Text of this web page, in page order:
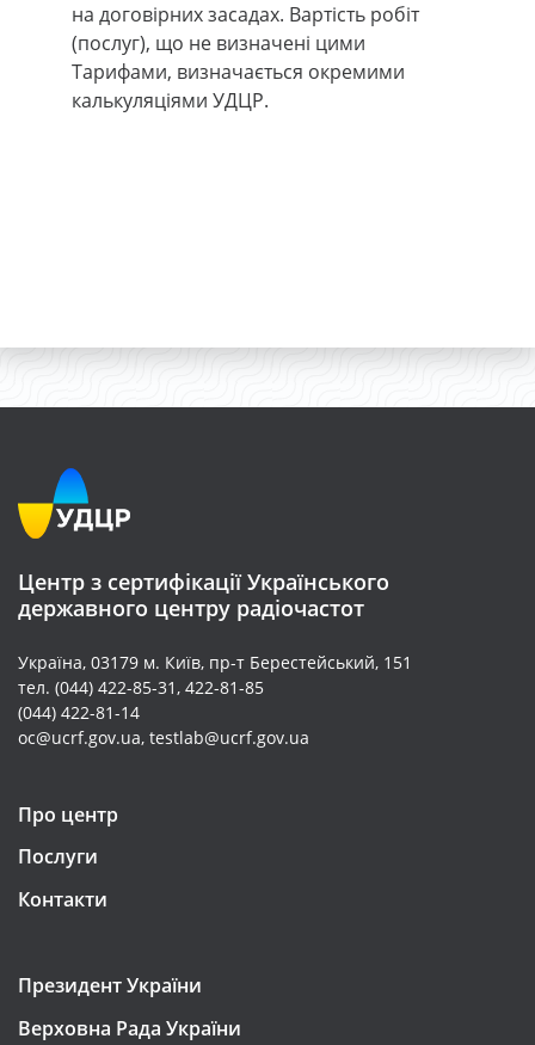
на договірних засадах. Вартість робіт
(послуг), що не визначені цими
Тарифами, визначається окремими
калькуляціями УДЦР.
Центр з сертифікації Українського
державного центру радіочастот
Україна, 03179 м. Київ, пр-т Берестейський, 151
тел. (044) 422-85-31, 422-81-85
(044) 422-81-14
oc@ucrf.gov.ua, testlab@ucrf.gov.ua
Про центр
Послуги
Контакти
Президент України
Верховна Рада України